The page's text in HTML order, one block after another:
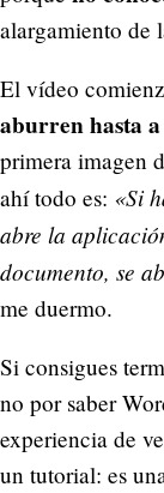
alargamiento de
El vídeo
aburren hasta
primera imagen
ahí todo es: «Si
abre la
documento, se
me duermo.
Si consigues
no por saber
experiencia de
un tutorial: es